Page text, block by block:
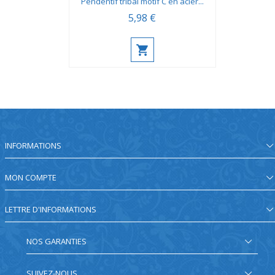
5,98 €
INFORMATIONS
MON COMPTE
LETTRE D'INFORMATIONS
NOS GARANTIES